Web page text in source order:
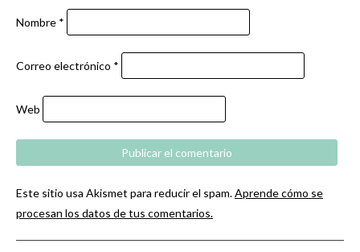
Nombre *
Correo electrónico *
Web
Este sitio usa Akismet para reducir el spam.Aprende cómo se
procesan los datos de tus comentarios.